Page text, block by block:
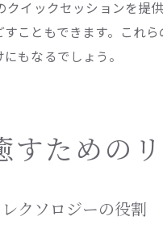
プラ
静寂
日常の延
恵比
恵比
イックセッションを提
こともできます。これ
もなるでしょう。
すための
クソロジーの役割